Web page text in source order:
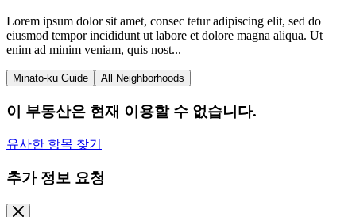
Lorem ipsum dolor sit amet, consec tetur adipiscing elit, sed do
eiusmod tempor incididunt ut labore et dolore magna aliqua. Ut
enim ad minim veniam, quis nost...
Minato-ku Guide All Neighborhoods
이 부동산은 현재 이용할 수 없습니다.
유사한 항목 찾기
추가 정보 요청